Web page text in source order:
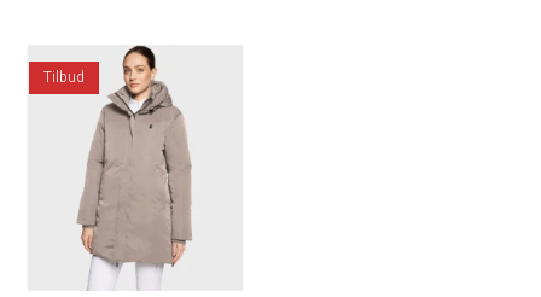
Tilbud